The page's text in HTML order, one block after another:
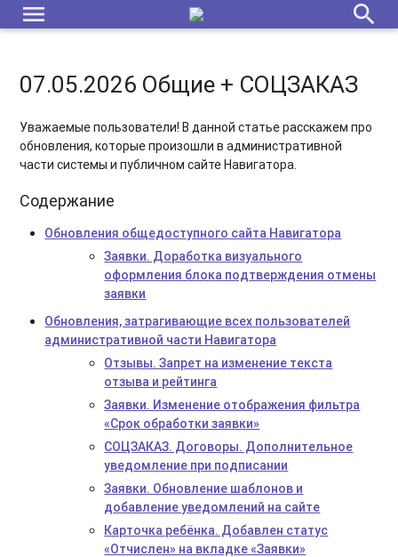
menu search
07.05.2026 Общие + СОЦЗАКАЗ
Уважаемые пользователи! В данной статье расскажем про
обновления, которые произошли в административной
части системы и публичном сайте Навигатора.
Содержание
Обновления общедоступного сайта Навигатора
Заявки. Доработка визуального
оформления блока подтверждения отмены
заявки
Обновления, затрагивающие всех пользователей
административной части Навигатора
Отзывы. Запрет на изменение текста
отзыва и рейтинга
Заявки. Изменение отображения фильтра
«Срок обработки заявки»
СОЦЗАКАЗ. Договоры. Дополнительное
уведомление при подписании
Заявки. Обновление шаблонов и
добавление уведомлений на сайте
Карточка ребёнка. Добавлен статус
«Отчислен» на вкладке «Заявки»